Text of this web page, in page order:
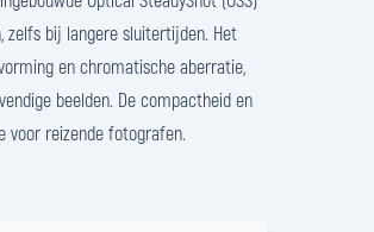
zelfs bij langere sluitertijden. Het
en chromatische aberratie,
beelden. De compactheid en
voor reizende fotografen.